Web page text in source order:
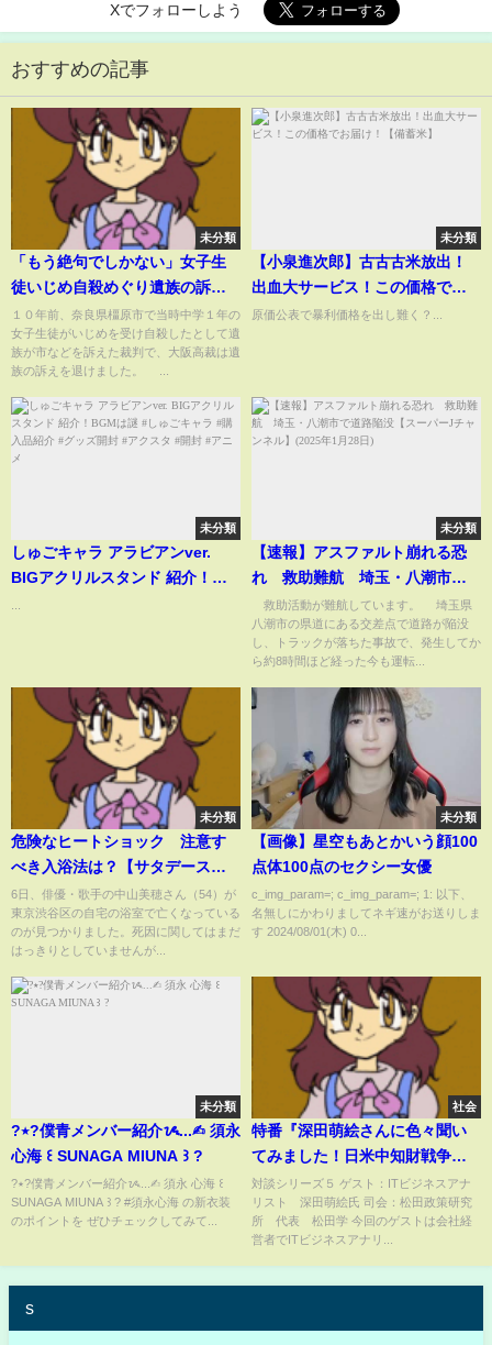
Xでフォローしよう
おすすめの記事
未分類
「もう絶句でしかない」女子生
徒いじめ自殺めぐり遺族の訴え
退ける 大阪高裁（2023年5月
27日）
１０年前、奈良県橿原市で当時中学１年の
女子生徒がいじめを受け自殺したとして遺
族が市などを訴えた裁判で、大阪高裁は遺
族の訴えを退けました。 ...
未分類
【小泉進次郎】古古古米放出！
出血大サービス！この価格でお
届け！【備蓄米】
原価公表で暴利価格を出し難く？...
未分類
しゅごキャラ アラビアンver.
BIGアクリルスタンド 紹介！
未分類
【速報】アスファルト崩れる恐
れ 救助難航 埼玉・八潮市で
道路陥没【スーパーJチャンネ
ル】(2025年1月28日)
救助活動が難航しています。 埼玉県
八潮市の県道にある交差点で道路が陥没
し、トラックが落ちた事故で、発生してか
ら約8時間ほど経った今も運転...
未分類
危険なヒートショック 注意す
べき入浴法は？【サタデーステ
ーション】(2024年12月7日)
6日、俳優・歌手の中山美穂さん（54）が
東京渋谷区の自宅の浴室で亡くなっている
のが見つかりました。死因に関してはまだ
はっきりとしていませんが...
未分類
【画像】星空もあとかいう顔100
点体100点のセクシー女優
c_img_param=; c_img_param=; 1: 以下、
名無しにかわりましてネギ速がお送りしま
す 2024/08/01(木) 0...
未分類
?٭?僕青メンバー紹介ᝰ...✍︎ 須永
心海 ꒰ SUNAGA MIUNA ꒱ ?
?٭?僕青メンバー紹介ᝰ...✍︎ 須永 心海 ꒰
SUNAGA MIUNA ꒱ ? #須永心海 の新衣装
のポイントを ぜひチェックしてみて...
社会
特番『深田萌絵さんに色々聞い
てみました！日米中知財戦争、
杉田発言、真の女性活躍、若者
の考え方・・・』ゲスト：ITビジ
ネスアナリスト 深田萌絵氏
対談シリーズ５ ゲスト：ITビジネスアナ
リスト 深田萌絵氏 司会：松田政策研究
所 代表 松田学 今回のゲストは会社経
営者でITビジネスアナリ...
s